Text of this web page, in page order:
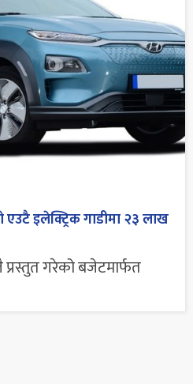
एउटै इलेक्ट्रिक गाडीमा २३ लाख
गरेको बजेटमार्फत